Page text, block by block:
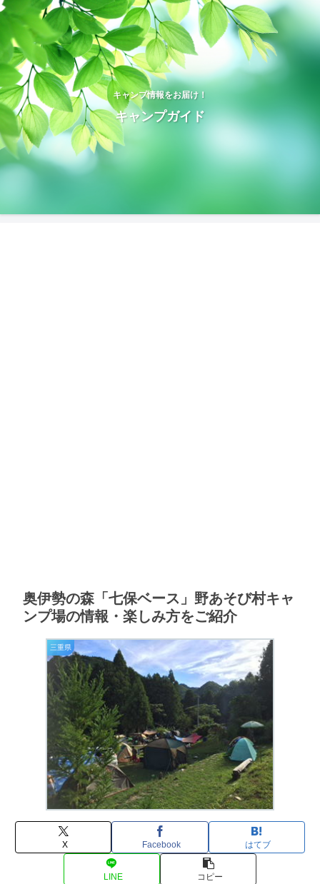
キャンプ情報をお届け！
キャンプガイド
奥伊勢の森「七保ベース」野あそび村キャ
ンプ場の情報・楽しみ方をご紹介
三重県
X Facebook はてブ
LINE コピー